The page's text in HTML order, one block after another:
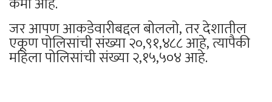
जर आपण आकडेवारीबद्दल बोललो, तर देशातील
एकूण पोलिसांची संख्या २०,९१,४८८ आहे, त्यापैकी
महिला पोलिसांची संख्या २,१५,५०४ आहे.